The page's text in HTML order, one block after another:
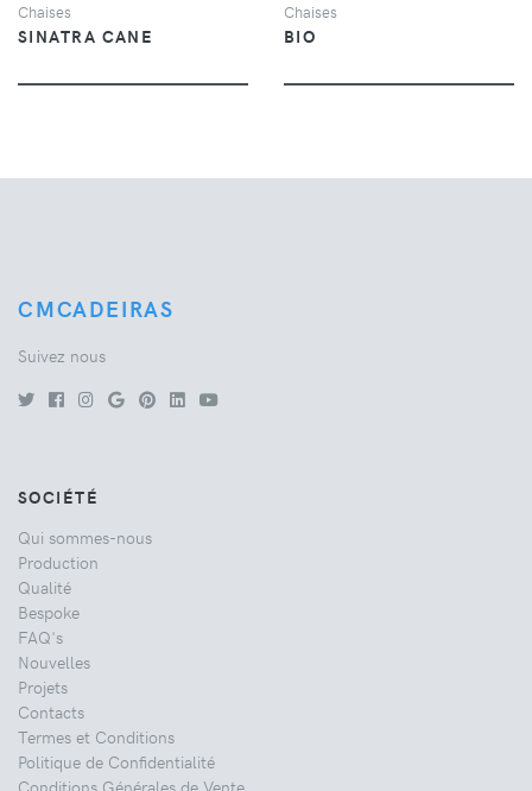
Chaises
SINATRA CANE
Chaises
BIO
CMCADEIRAS
Suivez nous
SOCIÉTÉ
Qui sommes-nous
Production
Qualité
Bespoke
FAQ's
Nouvelles
Projets
Contacts
Termes et Conditions
Politique de Confidentialité